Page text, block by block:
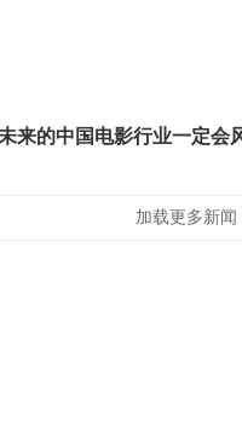
来的中国电影行业一定会
加载更多新闻